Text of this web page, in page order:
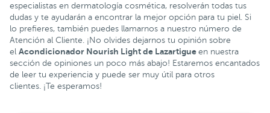
especialistas en dermatología cosmética, resolverán todas tus
dudas y te ayudarán a encontrar la mejor opción para tu piel. Si
lo prefieres, también puedes llamarnos a nuestro número de
Atención al Cliente. ¡No olvides dejarnos tu opinión sobre
el Acondicionador Nourish Light de Lazartigue en nuestra
sección de opiniones un poco más abajo! Estaremos encantados
de leer tu experiencia y puede ser muy útil para otros
clientes. ¡Te esperamos!